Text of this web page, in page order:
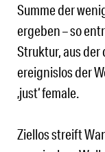
Summe der
ergeben – so
Struktur, aus
ereignislos der
‚just‘ female.
Ziellos streift